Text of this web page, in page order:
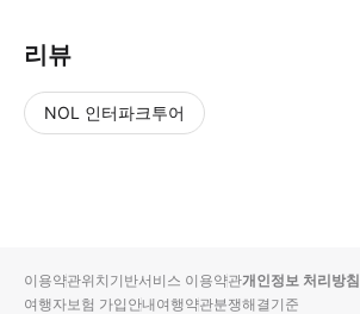
리뷰
NOL 인터파크투어
입니
다.
순
상
이용약관위치기반서비스 이용약관개인정보 처리방침
여행자보험 가입안내여행약관분쟁해결기준